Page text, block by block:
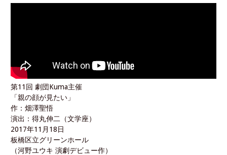
第11回 劇団Kuma主催
「親の顔が見たい」
作：畑澤聖悟
演出：得丸伸二（文学座）
2017年11月18日
板橋区立グリーンホール
（河野ユウキ 演劇デビュー作）